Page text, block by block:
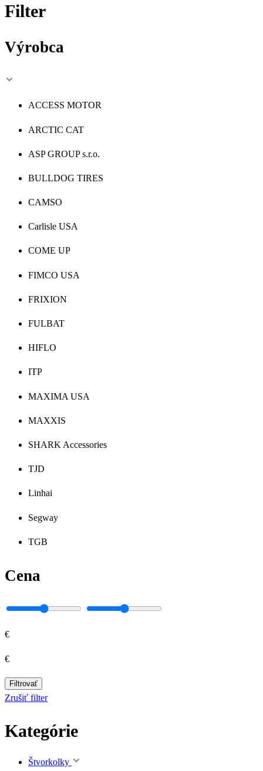
Filter
Výrobca
ACCESS MOTOR
ARCTIC CAT
ASP GROUP s.r.o.
BULLDOG TIRES
CAMSO
Carlisle USA
COME UP
FIMCO USA
FRIXION
FULBAT
HIFLO
ITP
MAXIMA USA
MAXXIS
SHARK Accessories
TJD
Linhai
Segway
TGB
Cena
€
€
Filtrovať
Zrušiť filter
Kategórie
Štvorkolky